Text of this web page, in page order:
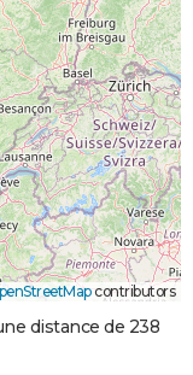
contributors
distance de 238